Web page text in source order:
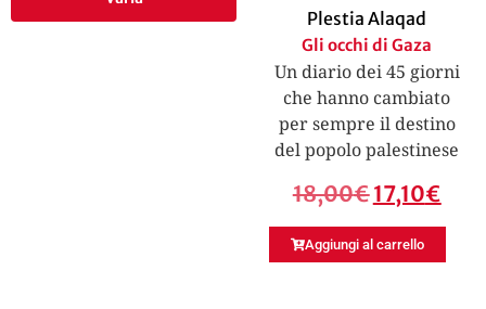
Plestia Alaqad
Gli occhi di Gaza
Un diario dei 45 giorni
che hanno cambiato
per sempre il destino
del popolo palestinese
18,00€17,10€
Aggiungi al carrello